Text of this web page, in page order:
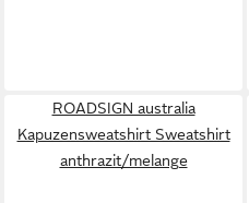
ROADSIGN australia
Kapuzensweatshirt Sweatshirt
anthrazit/melange